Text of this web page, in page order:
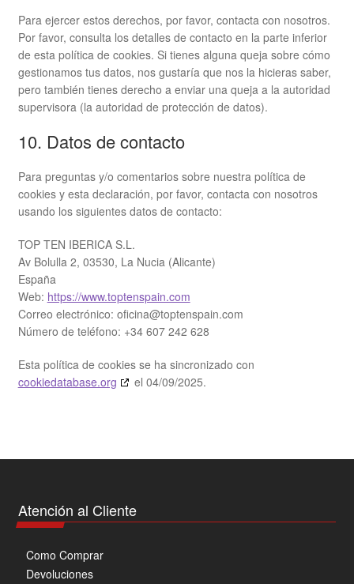
Para ejercer estos derechos, por favor, contacta con nosotros.
Por favor, consulta los detalles de contacto en la parte inferior
de esta política de cookies. Si tienes alguna queja sobre cómo
gestionamos tus datos, nos gustaría que nos la hicieras saber,
pero también tienes derecho a enviar una queja a la autoridad
supervisora (la autoridad de protección de datos).
10. Datos de contacto
Para preguntas y/o comentarios sobre nuestra política de
cookies y esta declaración, por favor, contacta con nosotros
usando los siguientes datos de contacto:
TOP TEN IBERICA S.L.
Av Bolulla 2, 03530, La Nucia (Alicante)
España
Web: https://www.toptenspain.com
Correo electrónico: oficina@toptenspain.com
Número de teléfono: +34 607 242 628
Esta política de cookies se ha sincronizado con
cookiedatabase.org
el 04/09/2025.
Atención al Cliente
Como Comprar
Devoluciones